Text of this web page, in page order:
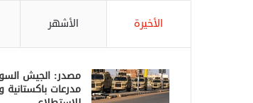
الأخيرة الأشهر
مصدر: الجيش
مدرعات